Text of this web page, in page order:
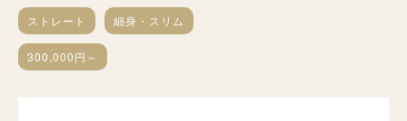
ストレート 細身・スリム
300,000円～